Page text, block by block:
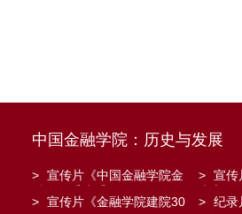
中国金融学院：历史与发展
> 宣传片《中国金融学院金
> 宣传
> 宣传片《金融学院建院30
> 纪录